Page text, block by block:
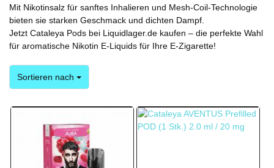
Mit Nikotinsalz für sanftes Inhalieren und Mesh-Coil-Technologie
bieten sie starken Geschmack und dichten Dampf.
Jetzt Cataleya Pods bei Liquidlager.de kaufen – die perfekte Wahl
für aromatische Nikotin E-Liquids für Ihre E-Zigarette!
Sortieren nach
Sortieren nach